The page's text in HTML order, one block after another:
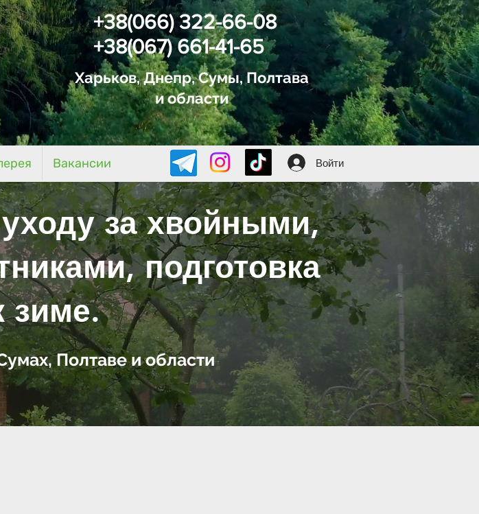
+38(066) 322-66-08
+38(067) 661-41-65
Харьков, Днепр, Сумы, Полтава
и области
Вакансии Войти
за хвойными,
подготовка
зиме.
ах, Полтаве и области